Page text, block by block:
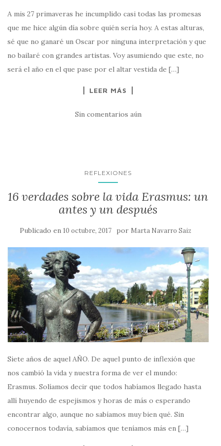
A mis 27 primaveras he incumplido casi todas las promesas
que me hice algún día sobre quién sería hoy. A estas alturas,
sé que no ganaré un Oscar por ninguna interpretación y que
no bailaré con grandes artistas. Voy asumiendo que este, no
será el año en el que pase por el altar vestida de […]
LEER MÁS
Sin comentarios aún
REFLEXIONES
16 verdades sobre la vida Erasmus: un
antes y un después
Publicado en 10 octubre, 2017 por Marta Navarro Saiz
Siete años de aquel AÑO. De aquel punto de inflexión que
nos cambió la vida y nuestra forma de ver el mundo:
Erasmus. Solíamos decir que todos habíamos llegado hasta
allí huyendo de espejismos y horas de más o esperando
encontrar algo, aunque no sabíamos muy bien qué. Sin
conocernos todavía, sabíamos que teníamos más en […]